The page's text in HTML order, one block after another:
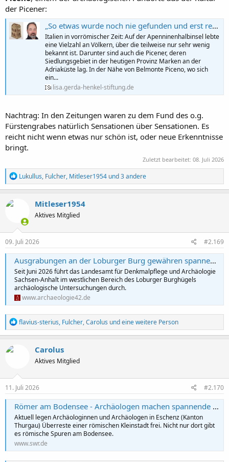
der Picener:
„So etwas wurde noch nie gefunden und erst recht nicht im Picenum“ | L.I.S.A. Wissenschaftsportal Gerda Henkel Stiftung
Italien in vorrömischer Zeit: Auf der Apenninenhalbinsel lebte
eine Vielzahl an Völkern, über die teilweise nur sehr wenig
bekannt ist. Darunter sind auch die Picener, deren
Siedlungsgebiet in der heutigen Provinz Marken an der
Adriaküste lag. In der Nähe von Belmonte Piceno, wo sich
ein...
lisa.gerda-henkel-stiftung.de
Nachtrag: In den Zeitungen waren zu dem Fund des o.g.
Fürstengrabes natürlich Sensationen über Sensationen. Es
reicht nicht wenn etwas nur schön ist, oder neue Erkenntnisse
bringt.
Zuletzt bearbeitet: 08. Juli 2026
R
e
a
o
n
e
Lukullus, Fulcher, Mitleser1954 und 3 andere
Mitleser1954
Aktives Mitglied
09. Juli 2026 #2.169
Ausgrabungen an der Loburger Burg gewähren spannende Einblicke in die Geschichte der Anlage
Seit Juni 2026 führt das Landesamt für Denkmalpflege und Archäologie
Sachsen-Anhalt im westlichen Bereich des Loburger Burghügels
archäologische Untersuchungen durch.
www.archaeologie42.de
R
e
a
n
e
:
flavius-sterius, Fulcher,Carolus und eine weitere Person
Carolus
Aktives Mitglied
11. Juli 2026 #2.170
Römer am Bodensee - Archäologen machen spannende Entdeckungen
Aktuell legen Archäologinnen und Archäologen in Eschenz (Kanton
Thurgau) Überreste einer römischen Kleinstadt frei. Nicht nur dort gibt
es römische Spuren am Bodensee.
www.swr.de